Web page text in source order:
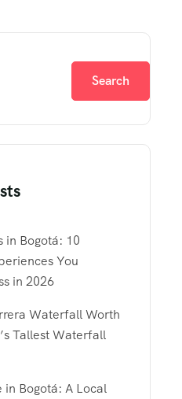
Search
in Bogotá: 10
You
in 2026
Waterfall Worth
Tallest Waterfall
in Bogotá: A Local